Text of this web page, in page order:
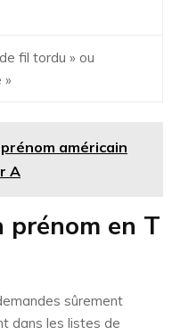
fil tordu » ou
»
américain
A
prénom en T
sûrement
dans les listes de